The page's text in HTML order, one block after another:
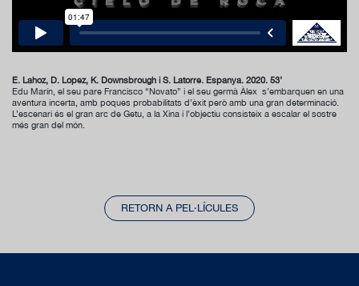
E. Lahoz, D. López, K. Downsbrough i S. Latorre. Espanya. 2020. 53’
Edu Marín, el seu pare Francisco “Novato” i el seu germà Àlex s’embarquen en una
aventura incerta, amb poques probabilitats d’èxit però amb una gran determinació.
L’escenari és el gran arc de Getu, a la Xina i l’objectiu consisteix a escalar el sostre
més gran del món.
RETORN A PEL·LÍCULES